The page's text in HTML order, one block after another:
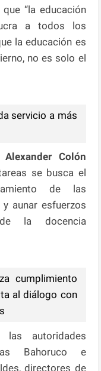
“la educación
a todos los
la educación es
no es solo el
servicio a más
Alexander Colón
se busca el
de las
aunar esfuerzos
la docencia
cumplimiento
al diálogo con
las autoridades
Bahoruco e
directores de